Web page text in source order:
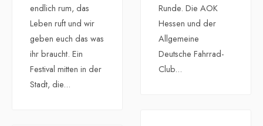
Runde. Die AOK
Hessen und der
Allgemeine
Deutsche Fahrrad-
Club...
endlich rum, das
Leben ruft und wir
geben euch das was
ihr braucht. Ein
Festival mitten in der
Stadt, die...